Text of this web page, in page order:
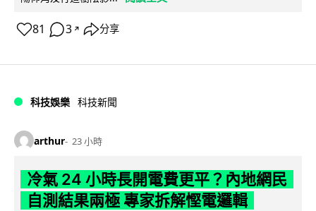
81 3 ↗ 分享
科技娛樂 科技新聞
arthur 23 小時
冷氣 24 小時長開電費更平？內地網民
自測結果兩極 專家拆解慳電邏輯